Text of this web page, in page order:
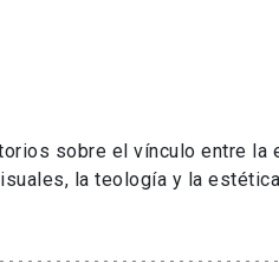
sobre el vínculo entre
la teología y la